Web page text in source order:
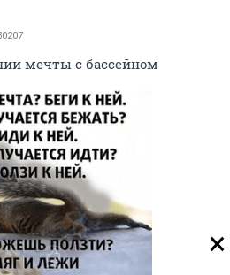
мечты с бассейном